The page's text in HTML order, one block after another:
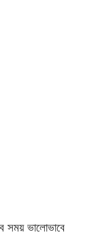
সময় ভালোভাবে